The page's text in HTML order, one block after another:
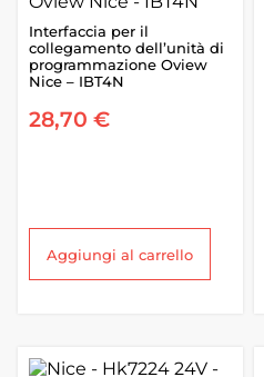
Interfaccia per il
collegamento dell’unità di
programmazione Oview
Nice – IBT4N
28,70 €
Aggiungi al carrello